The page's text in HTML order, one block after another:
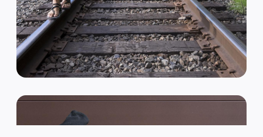
VAN HIPSTER